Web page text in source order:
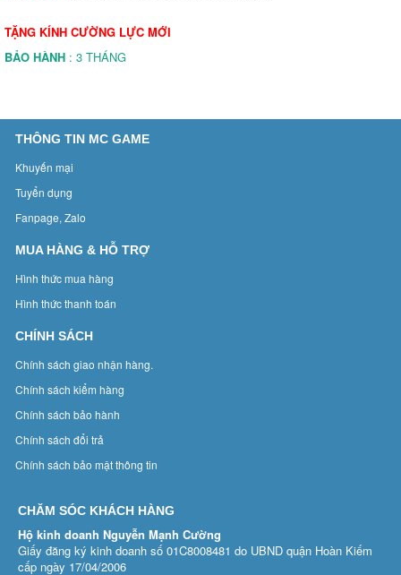
TẶNG KÍNH CƯỜNG LỰC MỚI
BẢO HÀNH : 3 THÁNG
THÔNG TIN MC GAME
Khuyến mại
Tuyển dụng
Fanpage, Zalo
MUA HÀNG & HỖ TRỢ
Hình thức mua hàng
Hình thức thanh toán
CHÍNH SÁCH
Chính sách giao nhận hàng.
Chính sách kiểm hàng
Chính sách bảo hành
Chính sách đổi trả
Chính sách bảo mật thông tin
CHĂM SÓC KHÁCH HÀNG
Hộ kinh doanh Nguyễn Mạnh Cường
Giấy đăng ký kinh doanh số 01C8008481 do UBND quận Hoàn Kiếm
cấp ngày 17/04/2006